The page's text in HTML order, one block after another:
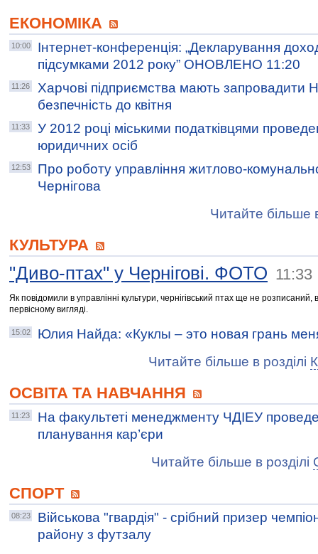
ЕКОНОМІКА
10:00
Інтернет-конференція: „Декларування
підсумками 2012 року” ОНОВЛЕНО 11:20
11:26
Харчові підприємства мають запровадити
безпечність до квітня
11:33
У 2012 році міськими податківцями
юридичних осіб
12:53
Про роботу управління житлово-
Чернігова
Читайте більше
КУЛЬТУРА
"Диво-птах" у Чернігові. ФОТО 11:33
Як повідомили в управлінні культури, чернігівський птах ще не розписаний,
первісному вигляді.
15:02
Юлия Найда: «Куклы – это новая грань
Читайте більше в розділі
ОСВІТА ТА НАВЧАННЯ
11:23
На факультеті менеджменту ЧДІЕУ
планування кар’єри
Читайте більше в розділі
СПОРТ
08:23
Військова "гвардія" - срібний призер
району з футзалу